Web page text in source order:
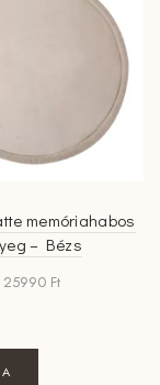
memóriahabos
– Bézs
25990 Ft